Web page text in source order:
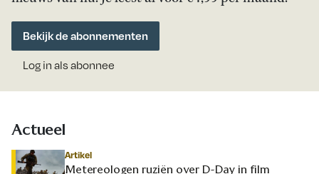
Bekijk de abonnementen
Log in als abonnee
Actueel
Artikel
Metereologen ruziën over D-Day in film